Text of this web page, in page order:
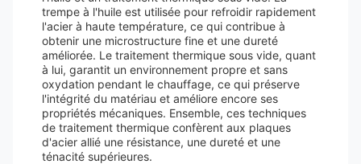
trempe à l'huile est utilisée pour refroidir rapidement
l'acier à haute température, ce qui contribue à
obtenir une microstructure fine et une dureté
améliorée. Le traitement thermique sous vide, quant
à lui, garantit un environnement propre et sans
oxydation pendant le chauffage, ce qui préserve
l'intégrité du matériau et améliore encore ses
propriétés mécaniques. Ensemble, ces techniques
de traitement thermique confèrent aux plaques
d'acier allié une résistance, une dureté et une
ténacité supérieures.